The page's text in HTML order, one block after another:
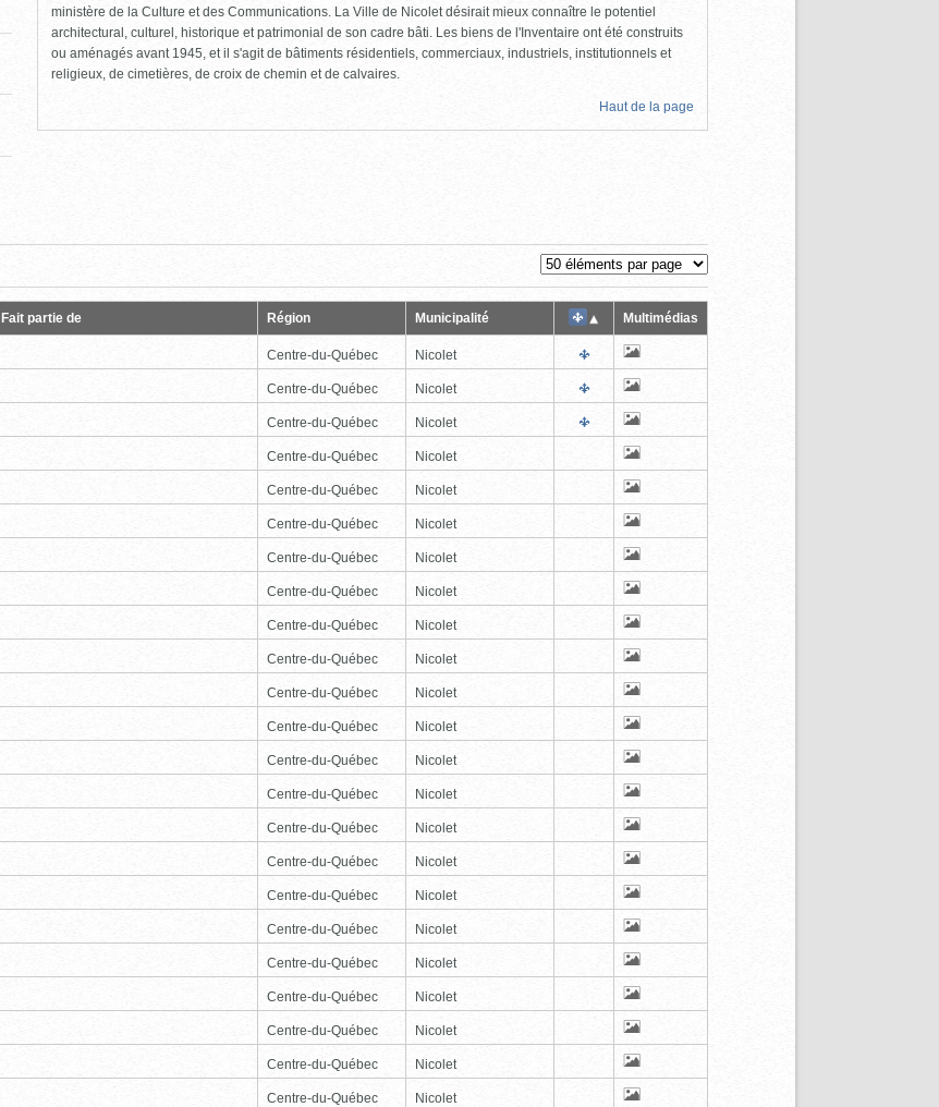
ministère de la Culture et des Communications. La Ville de Nicolet désirait mieux connaître le potentiel
architectural, culturel, historique et patrimonial de son cadre bâti. Les biens de l'Inventaire ont été construits
ou aménagés avant 1945, et il s'agit de bâtiments résidentiels, commerciaux, industriels, institutionnels et
religieux, de cimetières, de croix de chemin et de calvaires.
Haut de la page
Fait partie de Région Municipalité Multimédias
Centre-du-Québec Nicolet
Centre-du-Québec Nicolet
Centre-du-Québec Nicolet
Centre-du-Québec Nicolet
Centre-du-Québec Nicolet
Centre-du-Québec Nicolet
Centre-du-Québec Nicolet
Centre-du-Québec Nicolet
Centre-du-Québec Nicolet
Centre-du-Québec Nicolet
Centre-du-Québec Nicolet
Centre-du-Québec Nicolet
Centre-du-Québec Nicolet
Centre-du-Québec Nicolet
Centre-du-Québec Nicolet
Centre-du-Québec Nicolet
Centre-du-Québec Nicolet
Centre-du-Québec Nicolet
Centre-du-Québec Nicolet
Centre-du-Québec Nicolet
Centre-du-Québec Nicolet
Centre-du-Québec Nicolet
Centre-du-Québec Nicolet